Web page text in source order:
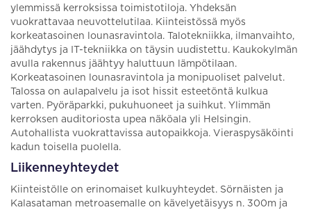
ylemmissä kerroksissa toimistotiloja. Yhdeksän
vuokrattavaa neuvottelutilaa. Kiinteistössä myös
korkeatasoinen lounasravintola. Talotekniikka, ilmanvaihto,
jäähdytys ja IT-tekniikka on täysin uudistettu. Kaukokylmän
avulla rakennus jäähtyy haluttuun lämpötilaan.
Korkeatasoinen lounasravintola ja monipuoliset palvelut.
Talossa on aulapalvelu ja isot hissit esteetöntä kulkua
varten. Pyöräparkki, pukuhuoneet ja suihkut. Ylimmän
kerroksen auditoriosta upea näköala yli Helsingin.
Autohallista vuokrattavissa autopaikkoja. Vieraspysäköinti
kadun toisella puolella.
Liikenneyhteydet
Kiinteistölle on erinomaiset kulkuyhteydet. Sörnäisten ja
Kalasataman metroasemalle on kävelyetäisyys n. 300m ja